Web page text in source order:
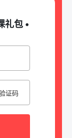
礼包 •
证码